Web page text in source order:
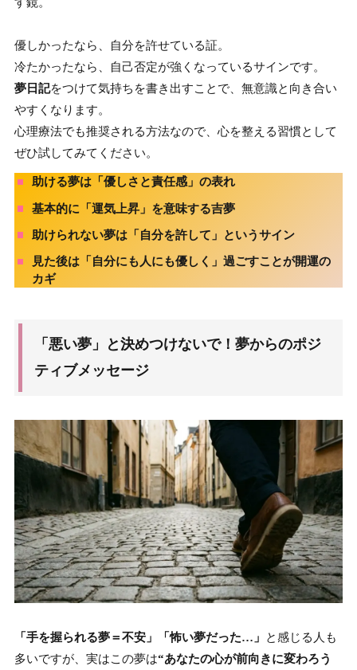
優しかったなら、自分を許せている証。
冷たかったなら、自己否定が強くなっているサインです。
夢日記をつけて気持ちを書き出すことで、無意識と向き合い
やすくなります。
心理療法でも推奨される方法なので、心を整える習慣として
ぜひ試してみてください。
助ける夢は「優しさと責任感」の表れ
基本的に「運気上昇」を意味する吉夢
助けられない夢は「自分を許して」というサイン
見た後は「自分にも人にも優しく」過ごすことが開運の
カギ
「悪い夢」と決めつけないで！夢からのポジ
ティブメッセージ
「手を握られる夢＝不安」「怖い夢だった…」
と感じる人も
多いですが、実はこの夢は“あなたの心が前向きに変わろう